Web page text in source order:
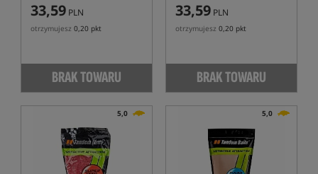
33,59 PLN
otrzymujesz 0,20 pkt
BRAK TOWARU
33,59 PLN
otrzymujesz 0,20 pkt
BRAK TOWARU
5,0 5,0